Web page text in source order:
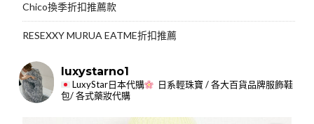
Chico換季折扣推薦款
RESEXXY MURUA EATME折扣推薦
luxystarno1
LuxyStar日本代購
日系輕珠寶 / 各大百貨品牌服飾鞋
包/ 各式藥妝代購